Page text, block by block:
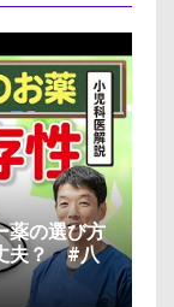
薬の選び方
夫？ #八